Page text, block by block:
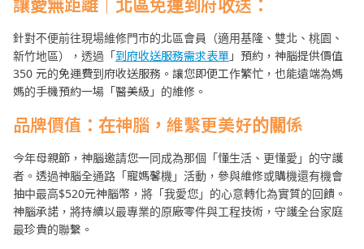
讓愛無距離｜北區免運到府收送：
針對不便前往現場維修門市的北區會員（適用基隆、雙北、桃園、
新竹地區），透過「到府收送服務需求表單 」預約，神腦提供價值
350 元的免運費到府收送服務。讓您即便工作繁忙，也能遠端為媽
媽的手機預約一場「醫美級」的維修。
品牌價值：在神腦，維繫更美好的關係
今年母親節，神腦邀請您一同成為那個「懂生活、更懂愛」的守護
者。透過神腦全通路「寵媽馨機」活動，參與維修或購機還有機會
抽中最高$520元神腦幣，將「我愛您」的心意轉化為實質的回饋。
神腦承諾，將持續以最專業的原廠零件與工程技術，守護全台家庭
最珍貴的聯繫。